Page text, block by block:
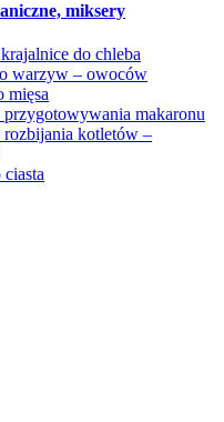
miksery
do chleba
warzyw – owoców
mięsa
makaronu
kotletów –